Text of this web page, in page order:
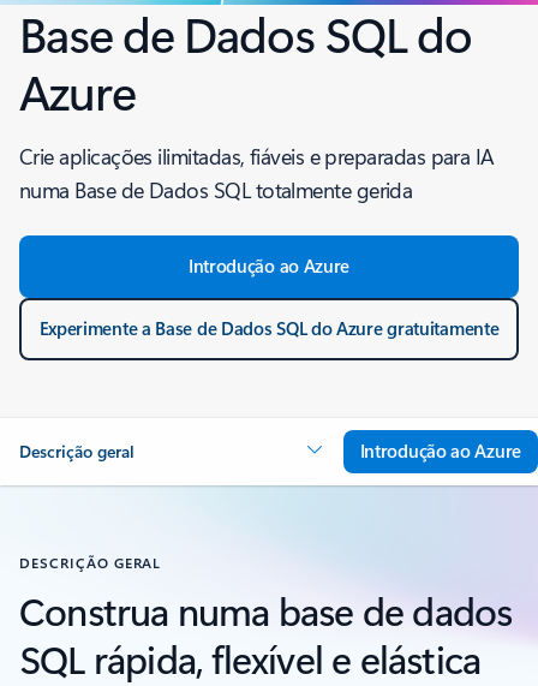
Base de Dados SQL do
Azure
Crie aplicações ilimitadas, fiáveis e preparadas para IA
numa Base de Dados SQL totalmente gerida
Introdução ao Azure
Experimente a Base de Dados SQL do Azure gratuitamente
Descrição geral Introdução ao Azure
DESCRIÇÃO GERAL
Construa numa base de dados
SQL rápida, flexível e elástica